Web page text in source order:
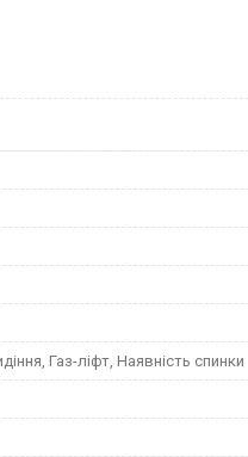
Газ-ліфт, Наявність спинки